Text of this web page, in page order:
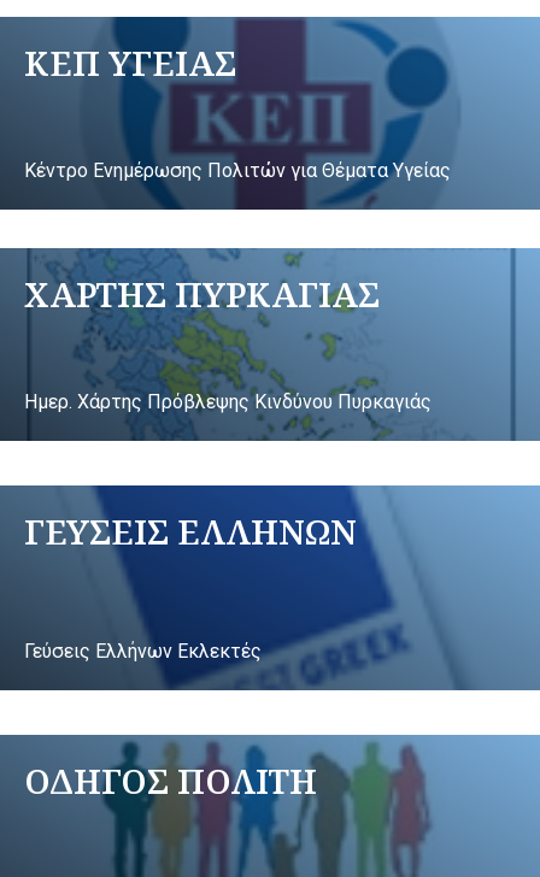
ΚΕΠ ΥΓΕΙΑΣ
Κέντρο Ενημέρωσης Πολιτών για Θέματα Υγείας
ΧΑΡΤΗΣ ΠΥΡΚΑΓΙΑΣ
Ημερ. Χάρτης Πρόβλεψης Κινδύνου Πυρκαγιάς
ΓΕΥΣΕΙΣ ΕΛΛΗΝΩΝ
Γεύσεις Ελλήνων Εκλεκτές
ΟΔΗΓΟΣ ΠΟΛΙΤΗ